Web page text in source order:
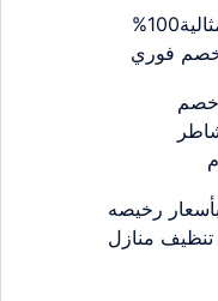
شركة تنظيف بشقراء نظافة مثالية100%
بالرياض بـ15%خصم
رخيصه
تنظيف منازل